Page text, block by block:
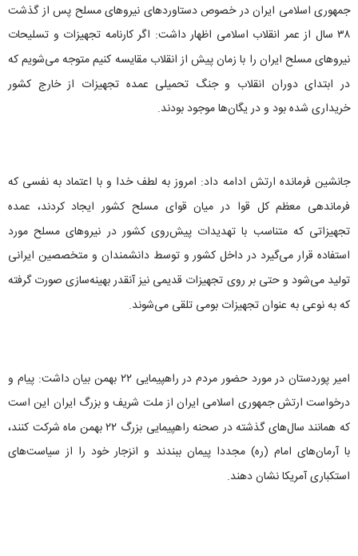
جمهوری اسلامی ایران در خصوص دستاوردهای نیروهای مسلح پس از گذشت
۳۸ سال از عمر انقلاب اسلامی اظهار داشت: اگر کارنامه تجهیزات و تسلیحات
نیروهای مسلح ایران را با زمان پیش از انقلاب مقایسه کنیم متوجه می‌شویم که
در ابتدای دوران انقلاب و جنگ تحمیلی عمده تجهیزات از خارج کشور
خریداری شده بود و در یگان‌ها موجود بودند.
جانشین فرمانده ارتش ادامه داد: امروز به لطف خدا و با اعتماد به نفسی که
فرماندهی معظم کل قوا در میان قوای مسلح کشور ایجاد کردند، عمده
تجهیزاتی که متناسب با تهدیدات پیش‌روی کشور در نیروهای مسلح مورد
استفاده قرار می‌گیرد در داخل کشور و توسط دانشمندان و متخصصین ایرانی
تولید می‌شود و حتی بر روی تجهیزات قدیمی نیز آنقدر بهینه‌سازی صورت گرفته
که به نوعی به عنوان تجهیزات بومی تلقی می‌شوند.
امیر پوردستان در مورد حضور مردم در راهپیمایی ۲۲ بهمن بیان داشت: پیام و
درخواست ارتش جمهوری اسلامی ایران از ملت شریف و بزرگ ایران این است
که همانند سال‌های گذشته در صحنه راهپیمایی بزرگ ۲۲ بهمن‌ ماه شرکت کنند،
با آرمان‌های امام (ره) مجددا پیمان ببندند و انزجار خود را از سیاست‌های
استکباری آمریکا نشان دهند.